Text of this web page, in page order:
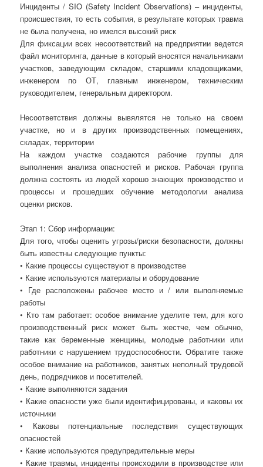
Инциденты / SIO (Safety Incident Observations) – инциденты,
происшествия, то есть события, в результате которых травма
не была получена, но имелся высокий риск
Для фиксации всех несоответствий на предприятии ведется
файл мониторинга, данные в который вносятся начальниками
участков, заведующим складом, старшими кладовщиками,
инженером по ОТ, главным инженером, техническим
руководителем, генеральным директором.
Несоответствия должны вывялятся не только на своем
участке, но и в других производственных помещениях,
складах, территории
На каждом участке создаются рабочие группы для
выполнения анализа опасностей и рисков. Рабочая группа
должна состоять из людей хорошо знающих производство и
процессы и прошедших обучение методологии анализа
оценки рисков.
Этап 1: Сбор информации:
Для того, чтобы оценить угрозы/риски безопасности, должны
быть известны следующие пункты:
• Какие процессы существуют в производстве
• Какие используются материалы и оборудование
• Где расположены рабочее место и / или выполняемые
работы
• Кто там работает: особое внимание уделите тем, для кого
производственный риск может быть жестче, чем обычно,
такие как беременные женщины, молодые работники или
работники с нарушением трудоспособности. Обратите также
особое внимание на работников, занятых неполный трудовой
день, подрядчиков и посетителей.
• Какие выполняются задания
• Какие опасности уже были идентифицированы, и каковы их
источники
• Каковы потенциальные последствия существующих
опасностей
• Какие используются предупредительные меры
• Какие травмы, инциденты происходили в производстве или